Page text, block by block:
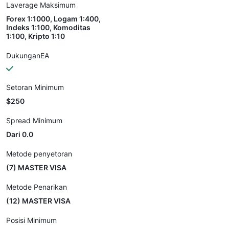
Laverage Maksimum
Forex 1:1000, Logam 1:400,
Indeks 1:100, Komoditas
1:100, Kripto 1:10
DukunganEA
Setoran Minimum
$250
Spread Minimum
Dari 0.0
Metode penyetoran
(7) MASTER VISA
Metode Penarikan
(12) MASTER VISA
Posisi Minimum